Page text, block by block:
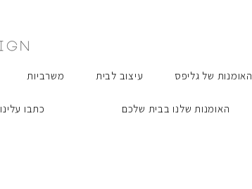
האומנות של גליפס עיצוב לבית משרביות
האומנות שלנו בבית שלכם כתבו עלינו